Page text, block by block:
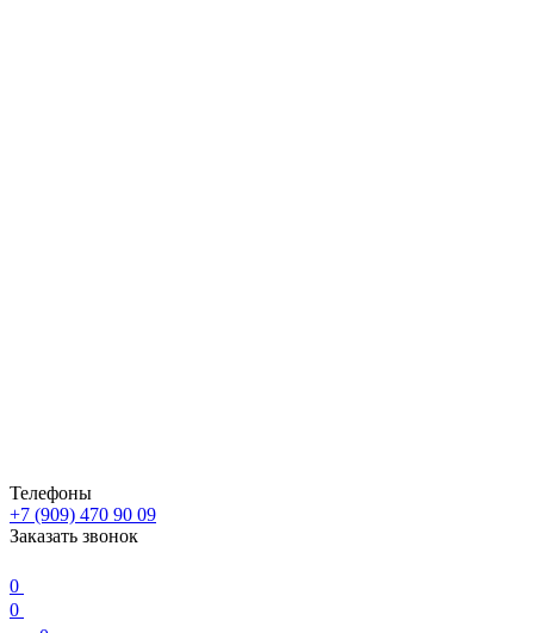
Телефоны
+7 (909) 470 90 09
Заказать звонок
0
0